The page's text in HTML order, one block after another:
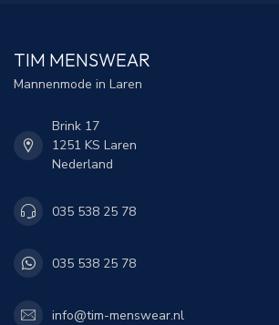
TIM MENSWEAR
Mannenmode in Laren
Brink 17
1251 KS Laren
Nederland
035 538 25 78
035 538 25 78
info@tim-menswear.nl